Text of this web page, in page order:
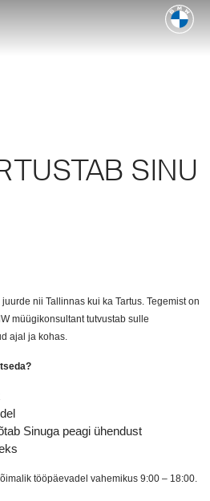
SINU
nii Tallinnas kui ka Tartus. Tegemist on
müügikonsultant tutvustab sulle
ajal ja kohas.
Sinuga peagi ühendust
tööpäevadel vahemikus 9:00 – 18:00.